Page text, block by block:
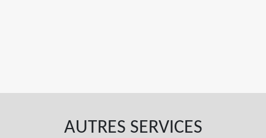
AUTRES SERVICES